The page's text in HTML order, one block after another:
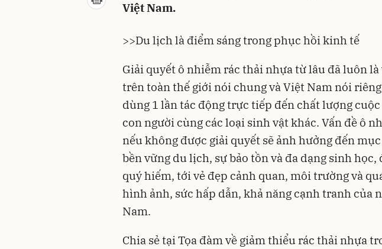
Việt Nam.
>>Du lịch là điểm sáng trong phục hồi kinh tế
Giải quyết ô nhiễm rác thải nhựa từ lâu đã luôn là
trên toàn thế giới nói chung và Việt Nam nói
dùng 1 lần tác động trực tiếp đến chất lượng
con người cùng các loại sinh vật khác. Vấn đề ô
nếu không được giải quyết sẽ ảnh hưởng đến
bền vững du lịch, sự bảo tồn và đa dạng sinh học,
quý hiếm, tới vẻ đẹp cảnh quan, môi trường và
hình ảnh, sức hấp dẫn, khả năng cạnh tranh của
Nam.
Chia sẻ tại Tọa đàm về giảm thiểu rác thải nhựa